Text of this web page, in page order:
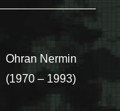
Ohran Nermin
(1970 – 1993)